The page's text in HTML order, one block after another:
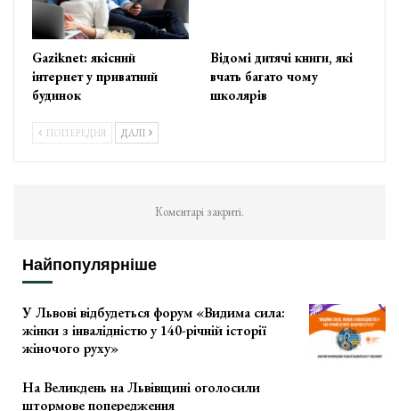
Gaziknet: якісний
інтернет у приватний
будинок
Відомі дитячі книги, які
вчать багато чому
школярів
ПОПЕРЕДНЯ ДАЛІ
Коментарі закриті.
Найпопулярніше
У Львові відбудеться форум «Видима сила:
жінки з інвалідністю у 140-річній історії
жіночого руху»
На Великдень на Львівщині оголосили
штормове попередження